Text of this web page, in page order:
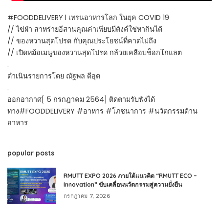
#FOODDELIVERY l เทรนอาหารโลก ในยุค COVID 19
// ไข่ผำ สาหร่ายอีสานคุณค่าเพียบมีตังค์ใช่หากินได้
// ของหวานสุดโปรด กับคุณประโยชน์ที่คาดไม่ถึง
// เปิดหม้อเมนูของหวานสุดโปรด กล้วยเคลือบช็อกโกแลต
.
ดำเนินรายการโดย ณัฐพล ดีอุต
.
ออกอากาศ[ 5 กรกฎาคม 2564] ติดตามรับฟังได้
ทาง#FOODDELIVERY #อาหาร #โภชนาการ #นวัตกรรมด้าน
อาหาร
popular posts
RMUTT EXPO 2026 ภายใต้แนวคิด “RMUTT ECO –
Innovation” ขับเคลื่อนนวัตกรรมสู่ความยั่งยืน
กรกฎาคม 7, 2026